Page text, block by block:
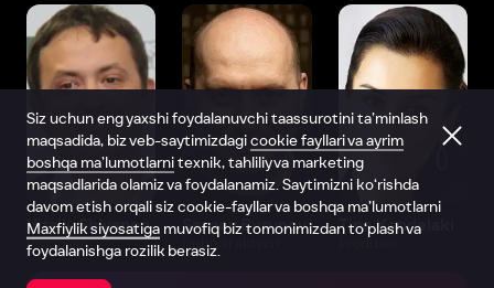
Vitaliy Shlyappo
Produser
Sergey Burunov
Dublyaj aktyori
Tina Kandelaki
Produser
Siz uchun eng yaxshi foydalanuvchi taassurotini ta’minlash
maqsadida, biz veb-saytimizdagicookie fayllari va ayrim
boshqa ma’lumotlarnitexnik, tahliliy va marketing
maqsadlarida olamiz va foydalanamiz. Saytimizni ko‘rishda
davom etish orqali siz cookie-fayllar va boshqa ma’lumotlarni
Maxfiylik siyosatiga muvofiq biz tomonimizdan to‘plash va
foydalanishga rozilik berasiz.